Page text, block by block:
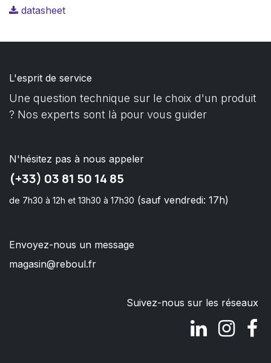
datasheet
L'esprit de service
Une question technique sur le choix d'un produit
? Nos experts sont là pour vous guider
N'hésitez pas à nous appeler
(+33) 03 81 50 14 85
de 7h30 à 12h et 13h30 à 17h30 (sauf vendredi: 17h)
Envoyez-nous un message
magasin@reboul.fr
Suivez-nous sur les réseaux